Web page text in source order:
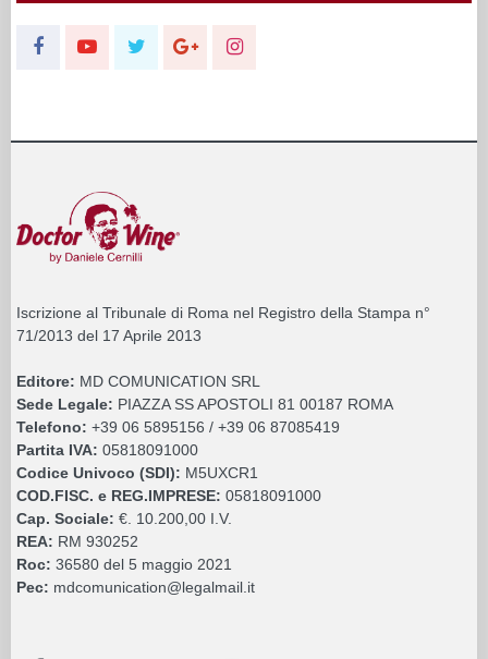
Iscrizione al Tribunale di Roma nel Registro della Stampa n°
71/2013 del 17 Aprile 2013
Editore: MD COMUNICATION SRL
Sede Legale: PIAZZA SS APOSTOLI 81 00187 ROMA
Telefono: +39 06 5895156 / +39 06 87085419
Partita IVA: 05818091000
Codice Univoco (SDI): M5UXCR1
COD.FISC. e REG.IMPRESE: 05818091000
Cap. Sociale: €. 10.200,00 I.V.
REA: RM 930252
Roc: 36580 del 5 maggio 2021
Pec: mdcomunication@legalmail.it